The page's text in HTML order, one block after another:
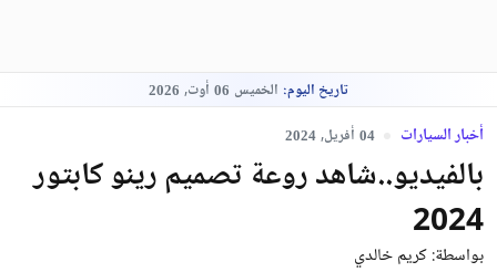
تاريخ اليوم: الخميس 06 أوت, 2026
أخبار السيارات 04 أفريل, 2024
بالفيديو..شاهد روعة تصميم رينو كابتور
2024
بواسطة:كريم خالدي